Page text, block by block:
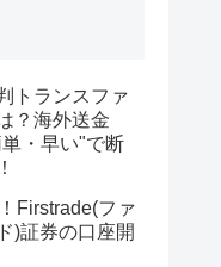
トランスファ
？海外送金
・早い"で断
Firstrade(ファ
)証券の口座開